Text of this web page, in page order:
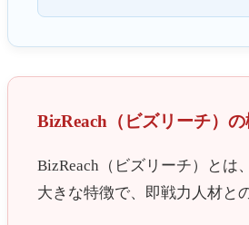
BizReach（ビズリーチ）
BizReach（ビズリーチ）とは
大きな特徴で、即戦力人材と